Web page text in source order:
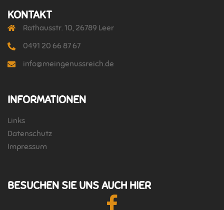
KONTAKT
Rathausstr. 10, 26789 Leer
0491 20 66 87 67
info@meingenussreich.de
INFORMATIONEN
Links
Datenschutz
Impressum
BESUCHEN SIE UNS AUCH HIER